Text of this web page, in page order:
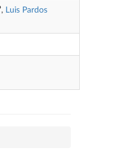
, Luis Pardos